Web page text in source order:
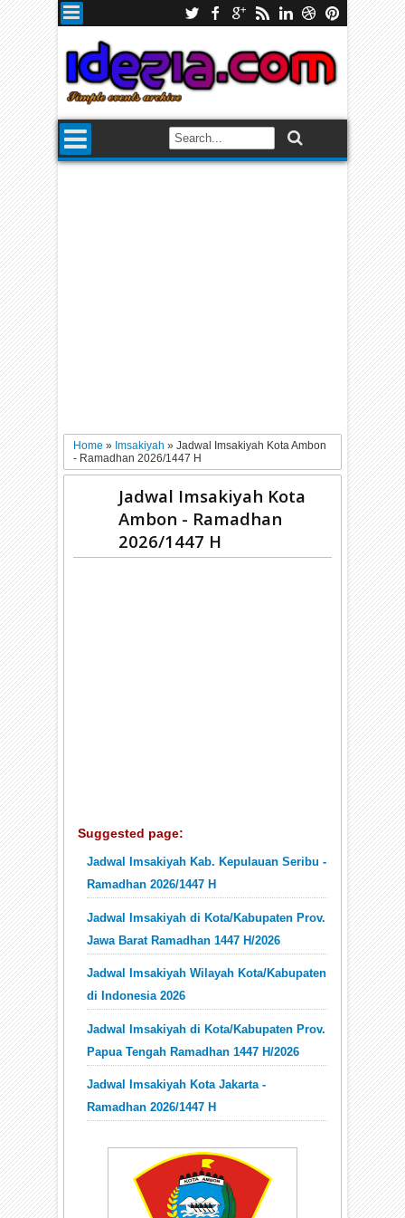
Home» Imsakiyah»Jadwal Imsakiyah Kota Ambon
- Ramadhan 2026/1447 H
Jadwal Imsakiyah Kota
Ambon - Ramadhan
2026/1447 H
Suggested page:
Jadwal Imsakiyah Kab. Kepulauan Seribu -
Ramadhan 2026/1447 H
Jadwal Imsakiyah di Kota/Kabupaten Prov.
Jawa Barat Ramadhan 1447 H/2026
Jadwal Imsakiyah Wilayah Kota/Kabupaten
di Indonesia 2026
Jadwal Imsakiyah di Kota/Kabupaten Prov.
Papua Tengah Ramadhan 1447 H/2026
Jadwal Imsakiyah Kota Jakarta -
Ramadhan 2026/1447 H